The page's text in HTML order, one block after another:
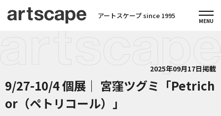
アートスケープ since 1995
2025年09月17日掲載
9/27-10/4 個展｜ 宮窪ツグミ「Petrich
or（ペトリコール）」